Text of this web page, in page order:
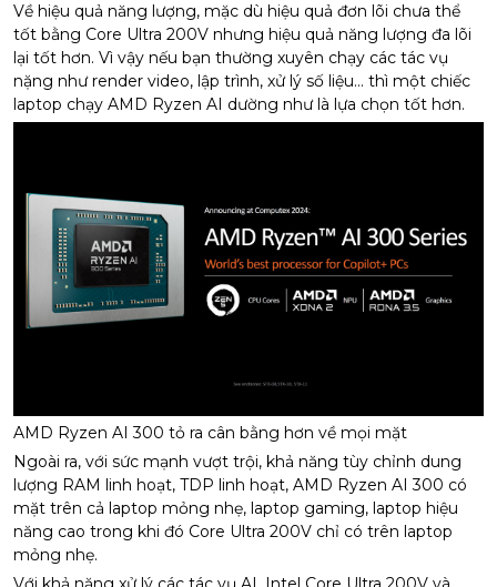
Về hiệu quả năng lượng, mặc dù hiệu quả đơn lõi chưa thể
tốt bằng Core Ultra 200V nhưng hiệu quả năng lượng đa lõi
lại tốt hơn. Vì vậy nếu bạn thường xuyên chạy các tác vụ
nặng như render video, lập trình, xử lý số liệu… thì một chiếc
laptop chạy AMD Ryzen AI dường như là lựa chọn tốt hơn.
AMD Ryzen AI 300 tỏ ra cân bằng hơn về mọi mặt
Ngoài ra, với sức mạnh vượt trội, khả năng tùy chỉnh dung
lượng RAM linh hoạt, TDP linh hoạt, AMD Ryzen AI 300 có
mặt trên cả laptop mỏng nhẹ, laptop gaming, laptop hiệu
năng cao trong khi đó Core Ultra 200V chỉ có trên laptop
mỏng nhẹ.